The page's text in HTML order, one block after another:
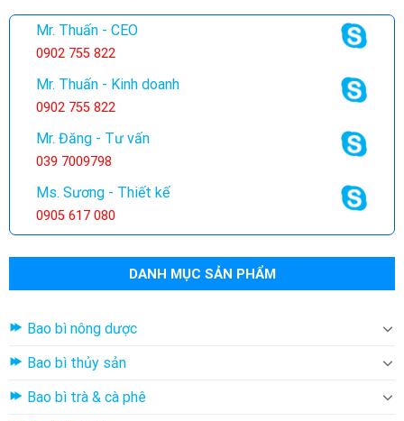
Mr. Thuấn - CEO
0902 755 822
Mr. Thuấn - Kinh doanh
0902 755 822
Mr. Đăng - Tư vấn
039 7009798
Ms. Sương - Thiết kế
0905 617 080
DANH MỤC SẢN PHẨM
Bao bì nông dược
Bao bì thủy sản
Bao bì trà & cà phê